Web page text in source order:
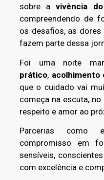
sobre avivência
compreendendo de
os desafios, as
fazem parte dessa
Foi uma noite
prático, acolhimento
que o cuidado vai
começa na escuta,
respeito e amor ao
Parcerias como
compromisso em
sensíveis,
com excelência e